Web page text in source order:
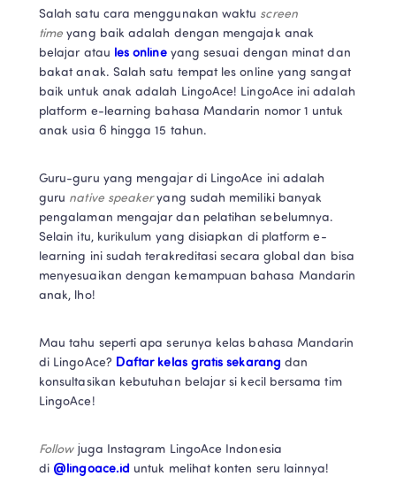
Salah satu cara menggunakan waktu screen
time yang baik adalah dengan mengajak anak
belajar atau les online yang sesuai dengan minat dan
bakat anak. Salah satu tempat les online yang sangat
baik untuk anak adalah LingoAce! LingoAce ini adalah
platform e-learning bahasa Mandarin nomor 1 untuk
anak usia 6 hingga 15 tahun.
Guru-guru yang mengajar di LingoAce ini adalah
guru native speaker yang sudah memiliki banyak
pengalaman mengajar dan pelatihan sebelumnya.
Selain itu, kurikulum yang disiapkan di platform e-
learning ini sudah terakreditasi secara global dan bisa
menyesuaikan dengan kemampuan bahasa Mandarin
anak, lho!
Mau tahu seperti apa serunya kelas bahasa Mandarin
di LingoAce? Daftar kelas gratis sekarang dan
konsultasikan kebutuhan belajar si kecil bersama tim
LingoAce!
Follow juga Instagram LingoAce Indonesia
di @lingoace.id untuk melihat konten seru lainnya!